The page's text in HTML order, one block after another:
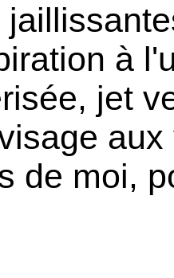
à
jet
de moi,